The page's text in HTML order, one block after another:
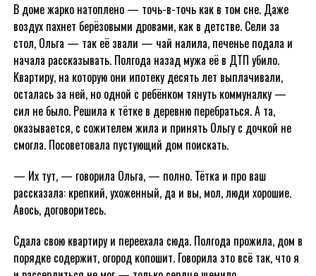
В доме жарко натоплено — точь-в-точь как в том сне. Даже
воздух пахнет берёзовыми дровами, как в детстве. Сели за
стол, Ольга — так её звали — чай налила, печенье подала и
начала рассказывать. Полгода назад мужа её в ДТП убило.
Квартиру, на которую они ипотеку десять лет выплачивали,
осталась за ней, но одной с ребёнком тянуть коммуналку —
сил не было. Решила к тётке в деревню перебраться. А та,
оказывается, с сожителем жила и принять Ольгу с дочкой не
смогла. Посоветовала пустующий дом поискать.
— Их тут, — говорила Ольга, — полно. Тётка и про ваш
рассказала: крепкий, ухоженный, да и вы, мол, люди хорошие.
Авось, договоритесь.
Сдала свою квартиру и переехала сюда. Полгода прожила, дом в
порядке содержит, огород копошит. Говорила это всё так, что я